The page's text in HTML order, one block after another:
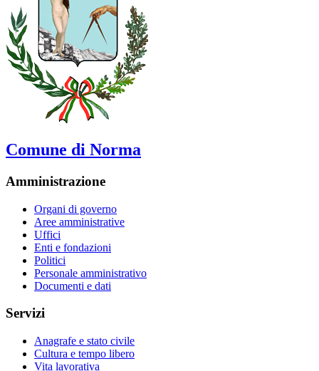
Comune di Norma
Amministrazione
Organi di governo
Aree amministrative
Uffici
Enti e fondazioni
Politici
Personale amministrativo
Documenti e dati
Servizi
Anagrafe e stato civile
Cultura e tempo libero
Vita lavorativa